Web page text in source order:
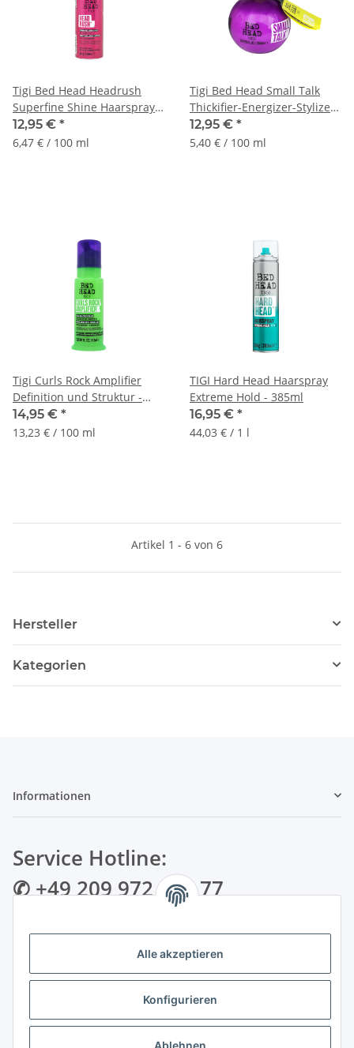
Alle akzeptieren
Konfigurieren
Tigi Bed Head Headrush
Superfine Shine Haarspray
Für Glänzendes Haar, 200ml
12,95 € *
6,47 € / 100 ml
Tigi Bed Head Small Talk
Thickifier-Energizer-Stylizer
Stylingcreme 240ml
12,95 € *
5,40 € / 100 ml
Tigi Curls Rock Amplifier
Definition und Struktur -
113ml
14,95 € *
13,23 € / 100 ml
TIGI Hard Head Haarspray
Extreme Hold - 385ml
16,95 € *
44,03 € / 1 l
Artikel 1 - 6 von 6
Hersteller
Kategorien
Informationen
Service Hotline:
✆ +49 209 972 995 77
Gewerkenstraße 34 | 45881 Gelsenkirchen
Zahlungsarten